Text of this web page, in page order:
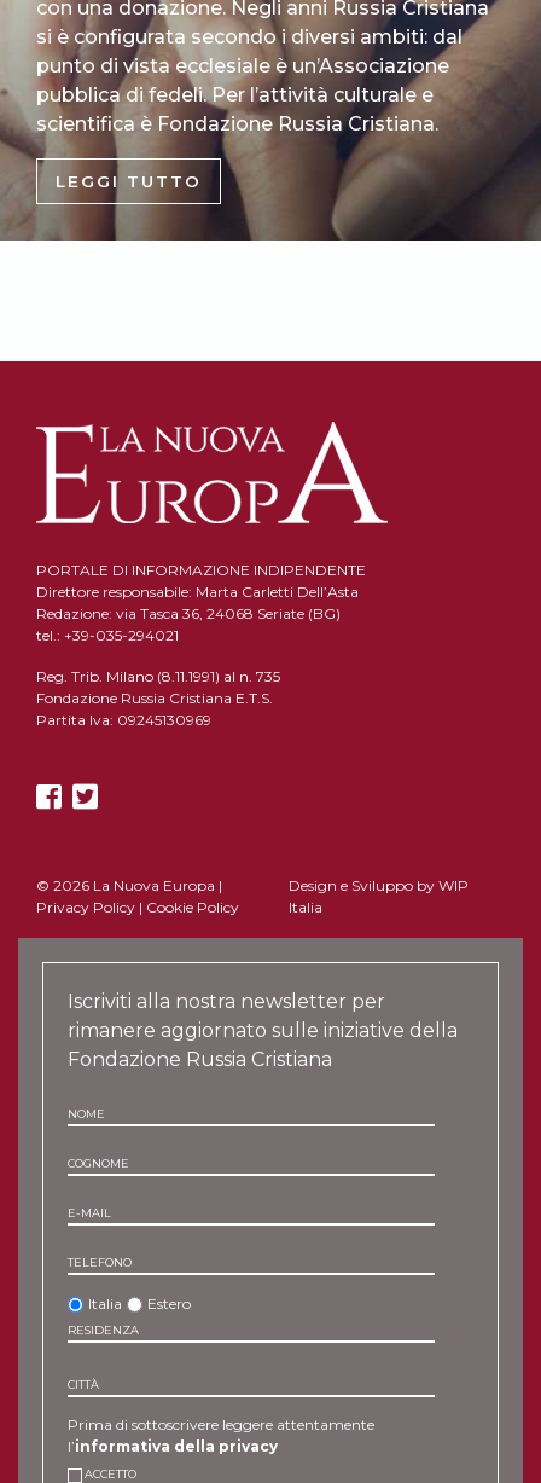
con una donazione. Negli anni Russia Cristiana
si è configurata secondo i diversi ambiti: dal
punto di vista ecclesiale è un’Associazione
pubblica di fedeli. Per l’attività culturale e
scientifica è Fondazione Russia Cristiana.
LEGGI TUTTO
PORTALE DI INFORMAZIONE INDIPENDENTE
Direttore responsabile: Marta Carletti Dell’Asta
Redazione: via Tasca 36, 24068 Seriate (BG)
tel.: +39-035-294021
Reg. Trib. Milano (8.11.1991) al n. 735
Fondazione Russia Cristiana E.T.S.
Partita Iva: 09245130969
© 2026 La Nuova Europa |
Privacy Policy | Cookie Policy
Design e Sviluppo by WIP
Italia
Iscriviti alla nostra newsletter per
rimanere aggiornato sulle iniziative della
Fondazione Russia Cristiana
NOME
COGNOME
E-MAIL
TELEFONO
Italia Estero
RESIDENZA
CITTÀ
Prima di sottoscrivere leggere attentamente
l’informativa della privacy
ACCETTO